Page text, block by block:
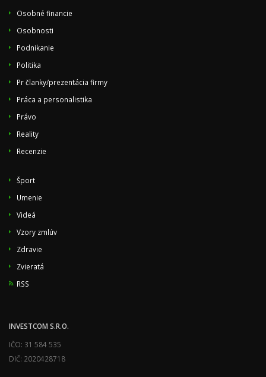
Osobné financie
Osobnosti
Podnikanie
Politika
Pr članky/prezentácia firmy
Práca a personalistika
Právo
Reality
Recenzie
Šport
Umenie
Videá
Vzory zmlúv
Zdravie
Zvieratá
RSS
INVESTCOM S.R.O.
IČO: 31 584 535
DIČ: 2020428718